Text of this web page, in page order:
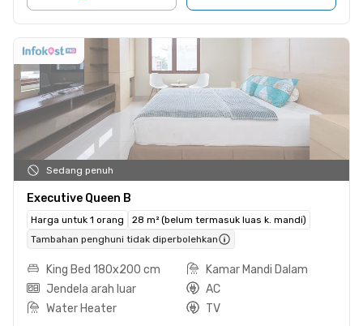
Sedang penuh
Executive Queen B
Harga untuk 1 orang
28 m² (belum termasuk luas k. mandi)
Tambahan penghuni tidak diperbolehkan
King Bed 180x200 cm
Kamar Mandi Dalam
Jendela arah luar
AC
Water Heater
TV